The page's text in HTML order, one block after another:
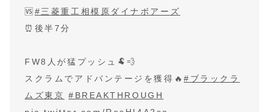
🆚 #三菱重工相模原ダイナボアーズ
⏰後半7分
FW8人が猛プッシュ🐏💨
スクラムでアドバンテージを獲得🔥#ブラックラ
ムズ東京 #BREAKTHROUGH